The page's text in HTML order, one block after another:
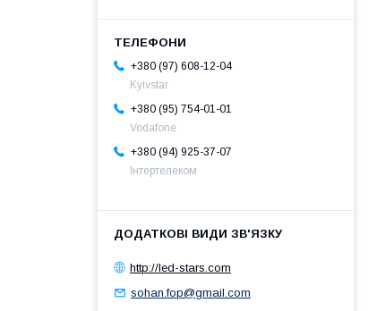
+380 (97) 608-12-04
Kyivstar
+380 (95) 754-01-01
Vodafone
+380 (94) 925-37-07
Інтертелеком
http://led-stars.com
sohan.fop@gmail.com